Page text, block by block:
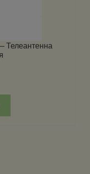
Телеантенна